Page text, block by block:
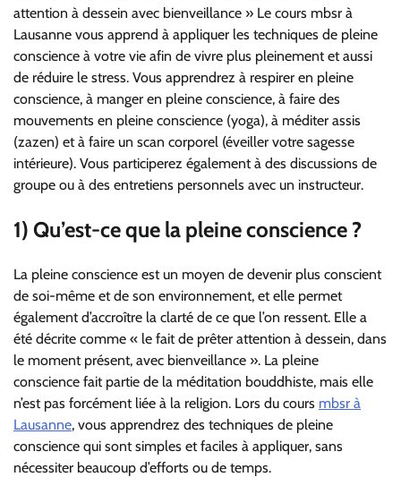
attention à dessein avec bienveillance » Le cours mbsr à
Lausanne vous apprend à appliquer les techniques de pleine
conscience à votre vie afin de vivre plus pleinement et aussi
de réduire le stress. Vous apprendrez à respirer en pleine
conscience, à manger en pleine conscience, à faire des
mouvements en pleine conscience (yoga), à méditer assis
(zazen) et à faire un scan corporel (éveiller votre sagesse
intérieure). Vous participerez également à des discussions de
groupe ou à des entretiens personnels avec un instructeur.
1) Qu’est-ce que la pleine conscience ?
La pleine conscience est un moyen de devenir plus conscient
de soi-même et de son environnement, et elle permet
également d’accroître la clarté de ce que l’on ressent. Elle a
été décrite comme « le fait de prêter attention à dessein, dans
le moment présent, avec bienveillance ». La pleine
conscience fait partie de la méditation bouddhiste, mais elle
n’est pas forcément liée à la religion. Lors du cours mbsr à
Lausanne, vous apprendrez des techniques de pleine
conscience qui sont simples et faciles à appliquer, sans
nécessiter beaucoup d’efforts ou de temps.